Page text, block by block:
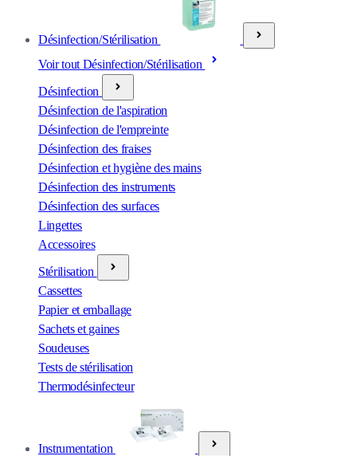
Désinfection/Stérilisation
Voir tout Désinfection/Stérilisation
Désinfection
Désinfection de l'aspiration
Désinfection de l'empreinte
Désinfection des fraises
Désinfection et hygiène des mains
Désinfection des instruments
Désinfection des surfaces
Lingettes
Accessoires
Stérilisation
Cassettes
Papier et emballage
Sachets et gaines
Soudeuses
Tests de stérilisation
Thermodésinfecteur
Instrumentation